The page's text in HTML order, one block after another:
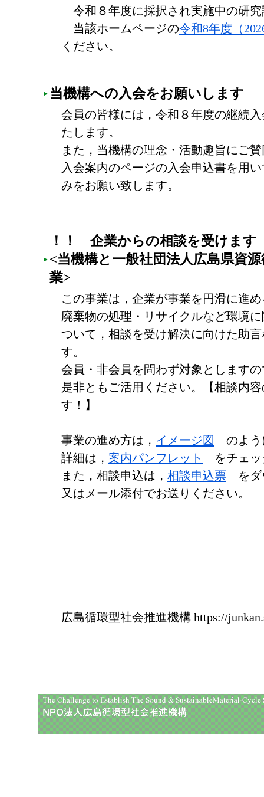
令和８年度に採択され実施中の研究
当該ホームページの令和8年度（
ください。
当機構への入会をお願いします
会員の皆様には，令和８年度の継続
たします。
また，当機構の理念・活動趣旨にご
入会案内のページの入会申込書を用
みをお願い致します。
！！ 企業からの相談を受けま
<当機構と一般社団法人広島県資
業>
この事業は，企業が事業を円滑に進
廃棄物の処理・リサイクルなど環境
ついて，相談を受け解決に向けた助
す。
会員・非会員を問わず対象とします
是非ともご活用ください。【相談内
す！】
事業の進め方は， イメージ図
のよう
詳細は， 案内パンフレット
をチェッ
また，相談申込は， 相談申込票 をダ
又はメール添付でお送りください。
広島循環型社会推進機構 https://